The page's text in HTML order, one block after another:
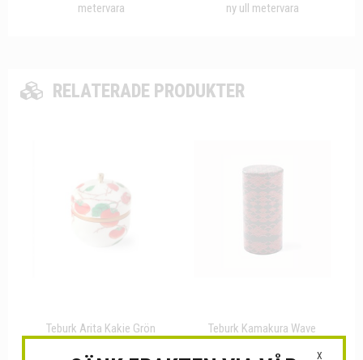
metervara
ny ull metervara
RELATERADE PRODUKTER
Teburk Arita Kakie Grön Teburk Kamakura Wave
X